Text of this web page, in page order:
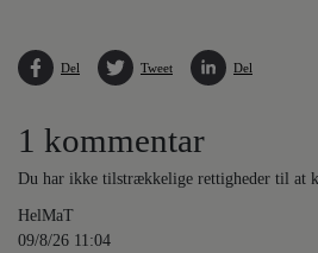
Del Tweet Del
1 kommentar
Du har ikke tilstrækkelige rettigheder til at
HelMaT
09/8/26 11:04